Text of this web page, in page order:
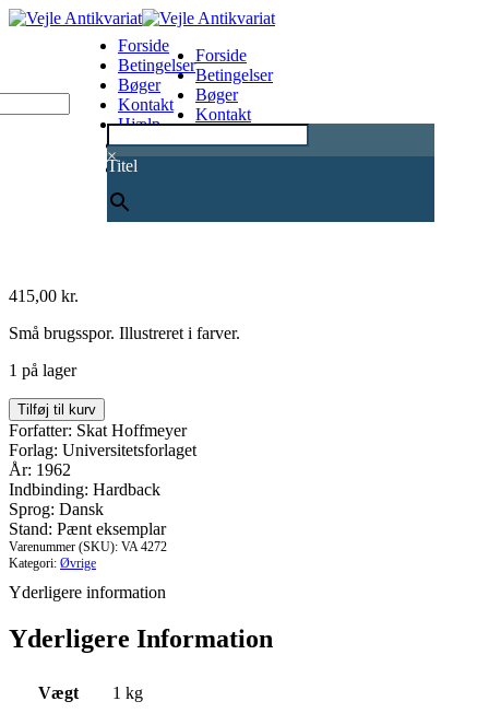
×
Titel
Forside
Betingelser
Bøger
Kontakt
Hjælp
0
Forside
Betingelser
Bøger
Kontakt
415,00 kr.
Små brugsspor. Illustreret i farver.
1 på lager
De
danske
ugler
antal
Tilføj til kurv
Forfatter: Skat Hoffmeyer
Forlag: Universitetsforlaget
År: 1962
Indbinding: Hardback
Sprog: Dansk
Stand: Pænt eksemplar
Varenummer (SKU): VA 4272
Kategori: Øvrige
Yderligere information
Yderligere Information
Vægt
1 kg